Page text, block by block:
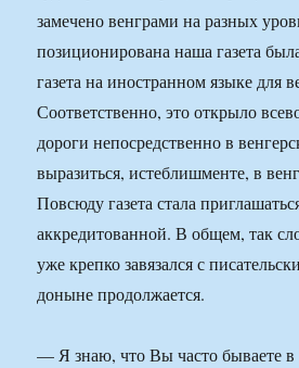
замечено венграми на разных
позиционирована наша газета
газета на иностранном языке для
Соответственно, это открыло
дороги непосредственно в
выразиться, истеблишменте, в
Повсюду газета стала
аккредитованной. В общем, так
уже крепко завязался с
доныне продолжается.
— Я знаю, что Вы часто бываете в